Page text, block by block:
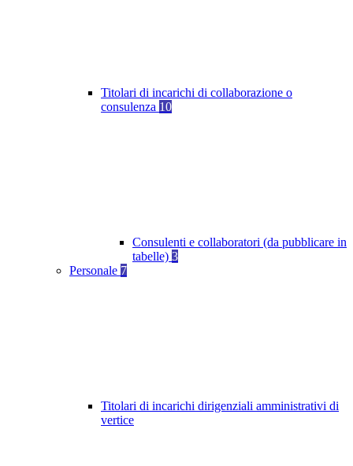
Titolari di incarichi di collaborazione o
consulenza 10
Consulenti e collaboratori (da pubblicare in
tabelle) 3
Personale 7
Titolari di incarichi dirigenziali amministrativi di
vertice